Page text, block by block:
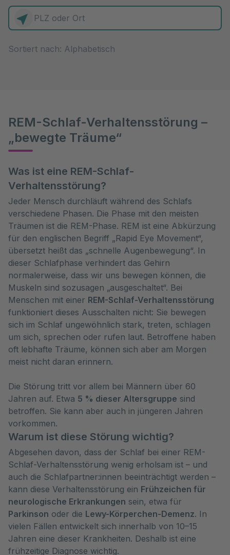
REM-Schlaf-Verhaltensstörung –
„bewegte Träume“
Was ist eine REM-Schlaf-
Verhaltensstörung?
Jeder Mensch durchläuft während des Schlafs
verschiedene Phasen. Die Phase mit den meisten
Träumen ist die REM-Phase. REM ist eine Abkürzung
für den englischen Begriff „Rapid Eye Movement“,
übersetzt heißt das „schnelle Augenbewegung“. In
dieser Schlafphase verhindert das Gehirn
normalerweise, dass wir uns bewegen können, die
Muskeln sind sozusagen „ausgeschaltet“. Bei
Menschen mit einer REM-Schlaf-Verhaltensstörung
funktioniert dieses Ausschalten nicht: Sie bewegen
sich im Schlaf ungewöhnlich stark, treten, schlagen
um sich, sprechen oder rufen laut. Betroffene haben
oft lebhafte Träume, können sich aber am Morgen
meist nicht daran erinnern.
Die Störung tritt vor allem bei Männern über 60
Jahren auf. Etwa 5 % dieser Altersgruppe sind
betroffen. Sie kann aber auch in jüngeren Jahren
vorkommen.
Warum ist diese Störung wichtig?
Abgesehen davon, dass der Schlaf bei einer REM-
Schlaf-Verhaltensstörung wenig erholsam ist – und
auch die Schlafpartner:innen beeinträchtigt werden –
kann diese Verhaltensstörung ein Frühzeichen für
neurologische Erkrankungen sein, etwa für
Parkinson oder die Lewy-Körperchen-Demenz. In
vielen Fällen entwickelt sich innerhalb von 10–15
Jahren eine dieser Krankheiten. Deshalb ist eine
frühzeitige Diagnose wichtig.